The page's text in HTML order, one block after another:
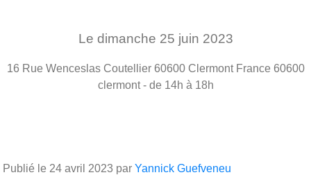
Le dimanche 25 juin 2023
16 Rue Wenceslas Coutellier 60600 Clermont France 60600
clermont - de 14h à 18h
Publié le 24 avril 2023 par Yannick Guefveneu